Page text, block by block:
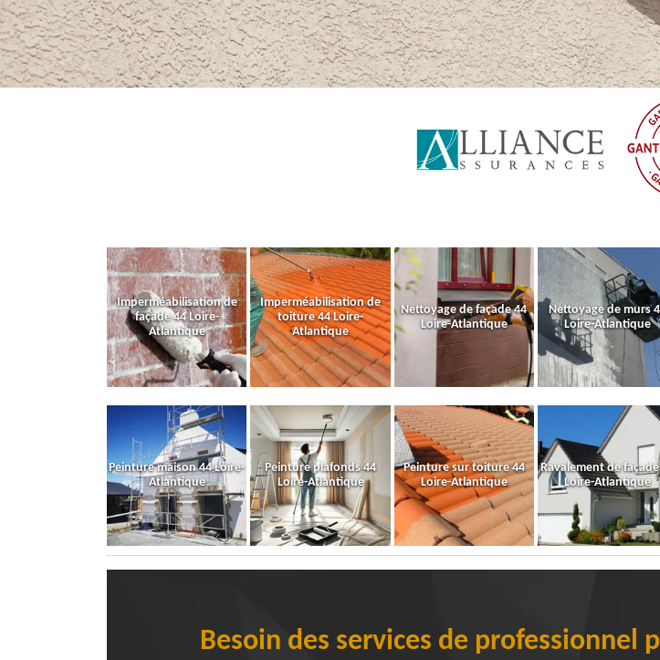
Imperméabilisation de
façade 44 Loire-
Atlantique
Imperméabilisation de
toiture 44 Loire-
Atlantique
Nettoyage de façade 44
Loire-Atlantique
Nettoyage de murs
Loire-Atlantique
Peinture maison 44 Loire-
Atlantique
Peinture plafonds 44
Loire-Atlantique
Peinture sur toiture 44
Loire-Atlantique
Ravalement de
Loire-Atlantique
Besoin des services de professionnel